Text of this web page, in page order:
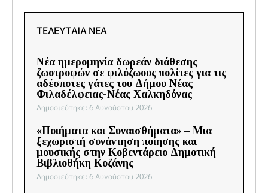
ΤΕΛΕΥΤΑΙΑ ΝΕΑ
Νέα ημερομηνία δωρεάν διάθεσης
ζωοτροφών σε φιλόζωους πολίτες για τις
αδέσποτες γάτες του Δήμου Νέας
Φιλαδέλφειας-Νέας Χαλκηδόνας
Δημοσιεύτηκε: 6 Αυγούστου 2026
«Ποιήματα και Συναισθήματα» – Μια
ξεχωριστή συνάντηση ποίησης και
μουσικής στην Κοβεντάρειο Δημοτική
Βιβλιοθήκη Κοζάνης
Δημοσιεύτηκε: 6 Αυγούστου 2026